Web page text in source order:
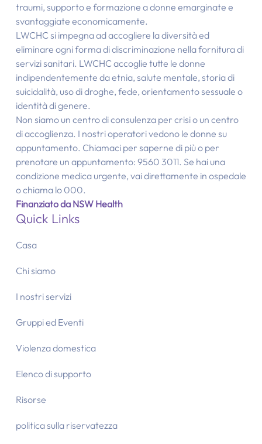
traumi, supporto e formazione a donne emarginate e
svantaggiate economicamente.
LWCHC si impegna ad accogliere la diversità ed
eliminare ogni forma di discriminazione nella fornitura di
servizi sanitari. LWCHC accoglie tutte le donne
indipendentemente da etnia, salute mentale, storia di
suicidalità, uso di droghe, fede, orientamento sessuale o
identità di genere.
Non siamo un centro di consulenza per crisi o un centro
di accoglienza. I nostri operatori vedono le donne su
appuntamento. Chiamaci per saperne di più o per
prenotare un appuntamento: 9560 3011. Se hai una
condizione medica urgente, vai direttamente in ospedale
o chiama lo 000.
Finanziato da NSW Health
Quick Links
Casa
Chi siamo
I nostri servizi
Gruppi ed Eventi
Violenza domestica
Elenco di supporto
Risorse
politica sulla riservatezza